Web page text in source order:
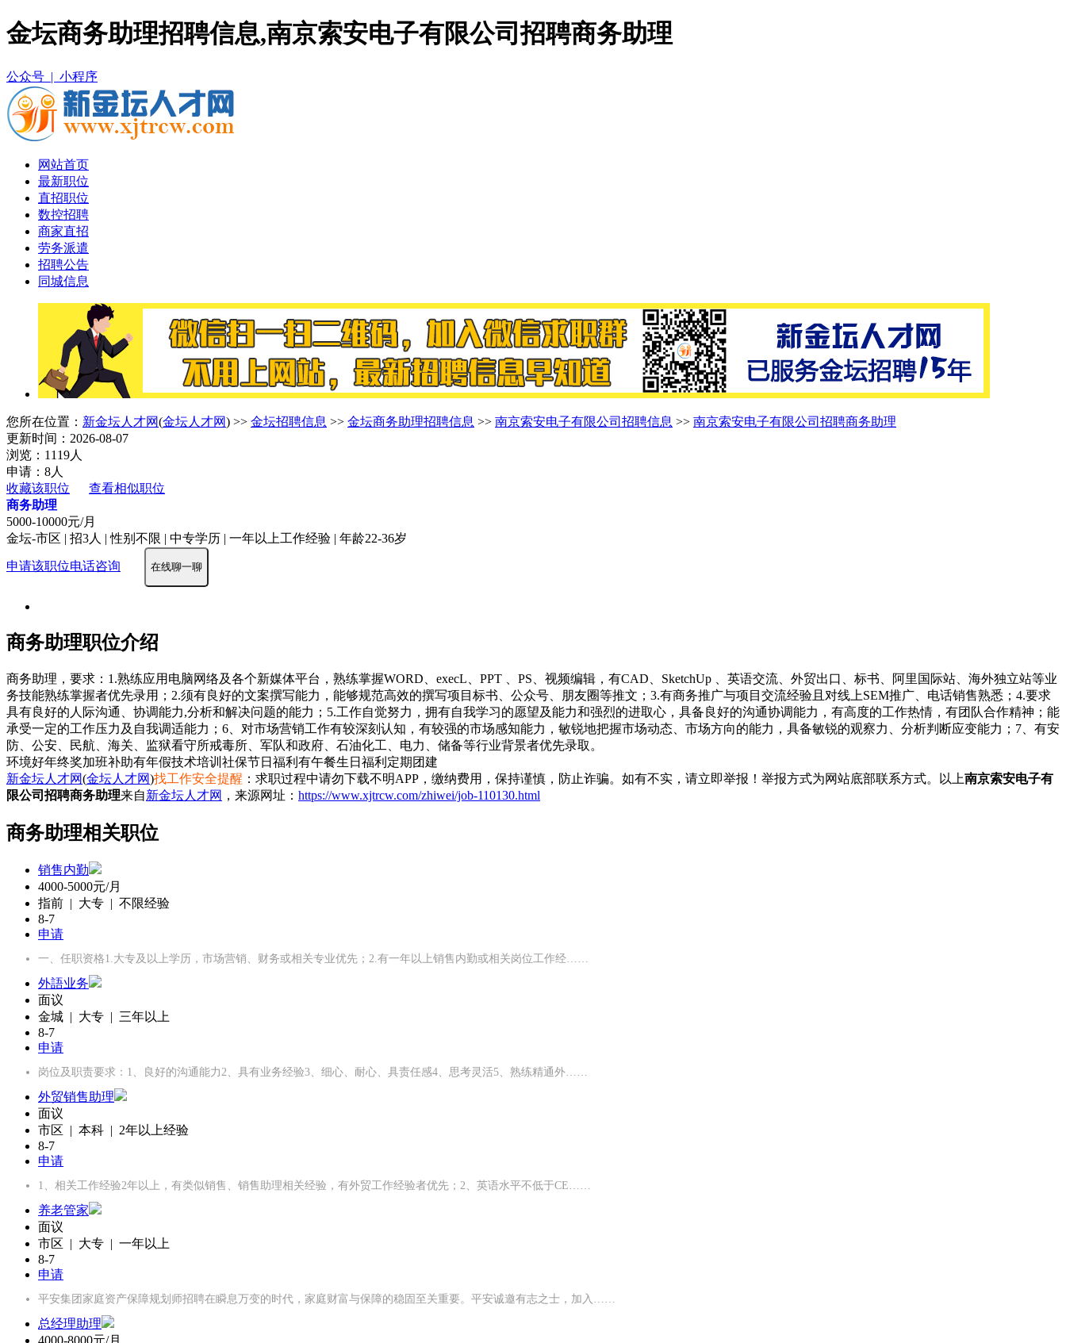
金坛商务助理招聘信息,南京索安电子有限公司招聘商务助理
公众号 | 小程序
网站首页
最新职位
直招职位
数控招聘
商家直招
劳务派遣
招聘公告
同城信息
您所在位置： 新金坛人才网(金坛人才网) >> 金坛招聘信息 >> 金坛商务助理招聘信息 >> 南京索安电子有限公司招聘信息 >> 南京索安电子有限公司招聘商务助理
更新时间：2026-08-07
浏览：1119人
申请：8人
收藏该职位
查看相似职位
商务助理
5000-10000元/月
金坛-市区 | 招3人 | 性别不限 | 中专学历 | 一年以上工作经验 | 年龄22-36岁
申请该职位电话咨询 在线聊一聊
商务助理职位介绍
商务助理，要求：1.熟练应用电脑网络及各个新媒体平台，熟练掌握WORD、execL、PPT 、PS、视频编辑，有CAD、SketchUp 、英语交流、外贸出口、标书、阿里国际站、海外独立站等业
务技能熟练掌握者优先录用；2.须有良好的文案撰写能力，能够规范高效的撰写项目标书、公众号、朋友圈等推文；3.有商务推广与项目交流经验且对线上SEM推广、电话销售熟悉；4.要求
具有良好的人际沟通、协调能力,分析和解决问题的能力；5.工作自觉努力，拥有自我学习的愿望及能力和强烈的进取心，具备良好的沟通协调能力，有高度的工作热情，有团队合作精神；能
承受一定的工作压力及自我调适能力；6、对市场营销工作有较深刻认知，有较强的市场感知能力，敏锐地把握市场动态、市场方向的能力，具备敏锐的观察力、分析判断应变能力；7、有安
防、公安、民航、海关、监狱看守所戒毒所、军队和政府、石油化工、电力、储备等行业背景者优先录取。
环境好年终奖加班补助有年假技术培训 社保节日福利 有午餐生日福利 定期团建
新金坛人才网(金坛人才网)找工作安全提醒 ：求职过程中请勿下载不明APP，缴纳费用，保持谨慎，防止诈骗。如有不实，请立即举报！举报方式为网站底部联系方式。以上南京索安电子有
限公司招聘商务助理来自新金坛人才网 ，来源网址： https://www.xjtrcw.com/zhiwei/job-110130.html
商务助理相关职位
销售内勤
4000-5000元/月
指前 | 大专 | 不限经验
8-7
申请
一、任职资格1.大专及以上学历，市场营销、财务或相关专业优先；2.有一年以上销售内勤或相关岗位工作经……
外語业务
面议
金城 | 大专 | 三年以上
8-7
申请
岗位及职责要求：1、良好的沟通能力2、具有业务经验3、细心、耐心、具责任感4、思考灵活5、熟练精通外……
外贸销售助理
面议
市区 | 本科 | 2年以上经验
8-7
申请
1、相关工作经验2年以上，有类似销售、销售助理相关经验，有外贸工作经验者优先；2、英语水平不低于CE……
养老管家
面议
市区 | 大专 | 一年以上
8-7
申请
平安集团家庭资产保障规划师招聘在瞬息万变的时代，家庭财富与保障的稳固至关重要。平安诚邀有志之士，加入……
总经理助理
4000-8000元/月